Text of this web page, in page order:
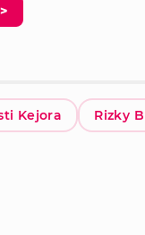
>
Kejora Rizky